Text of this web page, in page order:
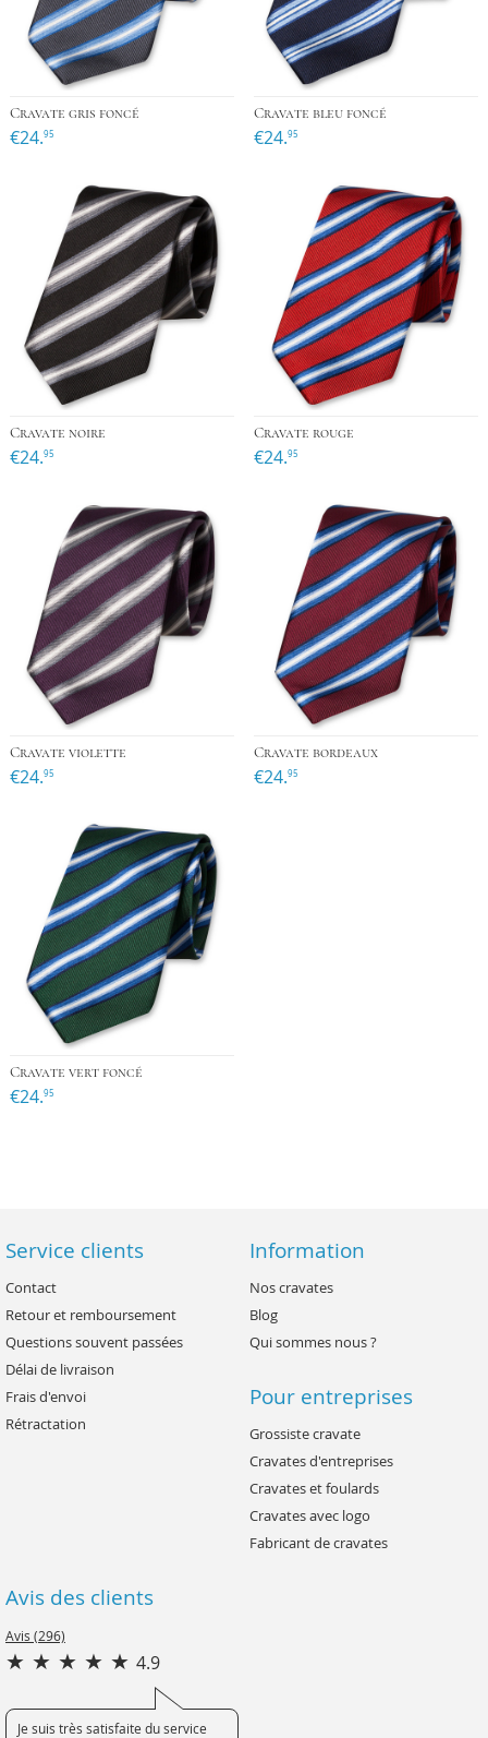
Cravate gris foncé
€24.95
Cravate bleu foncé
€24.95
Cravate noire
€24.95
Cravate rouge
€24.95
Cravate violette
€24.95
Cravate bordeaux
€24.95
Cravate vert foncé
€24.95
Service clients
Contact
Retour et remboursement
Questions souvent passées
Délai de livraison
Frais d'envoi
Rétractation
Information
Nos cravates
Blog
Qui sommes nous ?
Pour entreprises
Grossiste cravate
Cravates d'entreprises
Cravates et foulards
Cravates avec logo
Fabricant de cravates
Avis des clients
Avis (296)
4.9
Je suis très satisfaite du service